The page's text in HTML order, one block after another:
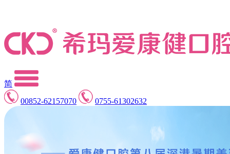
简
00852-62157070
0755-61302632